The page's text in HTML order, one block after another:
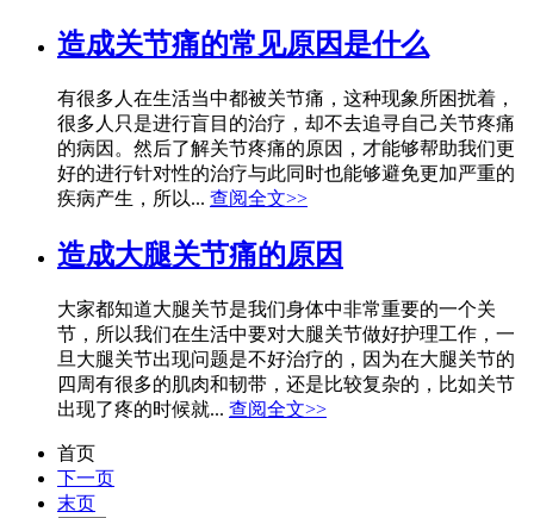
造成关节痛的常见原因是什么
有很多人在生活当中都被关节痛，这种现象所困扰着，
很多人只是进行盲目的治疗，却不去追寻自己关节疼痛
的病因。然后了解关节疼痛的原因，才能够帮助我们更
好的进行针对性的治疗与此同时也能够避免更加严重的
疾病产生，所以... 查阅全文>>
造成大腿关节痛的原因
大家都知道大腿关节是我们身体中非常重要的一个关
节，所以我们在生活中要对大腿关节做好护理工作，一
旦大腿关节出现问题是不好治疗的，因为在大腿关节的
四周有很多的肌肉和韧带，还是比较复杂的，比如关节
出现了疼的时候就... 查阅全文>>
首页
下一页
末页